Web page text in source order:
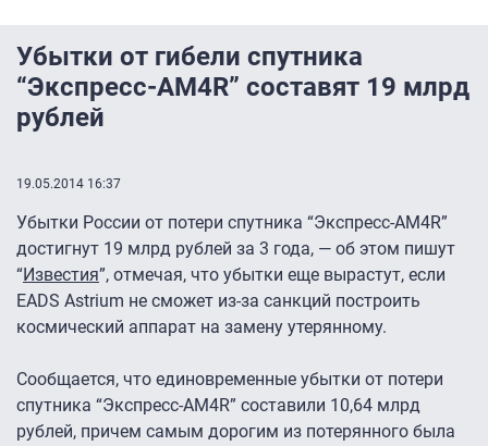
Убытки от гибели спутника
“Экспресс-АМ4R” составят 19 млрд
рублей
19.05.2014 16:37
Убытки России от потери спутника “Экспресс-АМ4R”
достигнут 19 млрд рублей за 3 года, — об этом пишут
“Известия”, отмечая, что убытки еще вырастут, если
EADS Astrium не сможет из-за санкций построить
космический аппарат на замену утерянному.
Сообщается, что единовременные убытки от потери
спутника “Экспресс-АМ4R” составили 10,64 млрд
рублей, причем самым дорогим из потерянного была